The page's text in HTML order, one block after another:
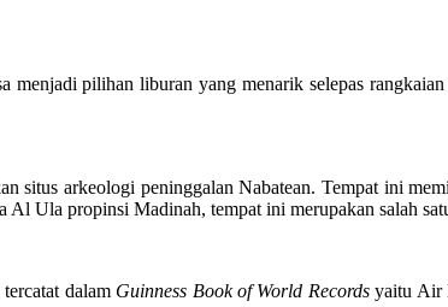
pilihan liburan yang menarik selepas
situs arkeologi peninggalan Nabatean. Tempat ini
Ula propinsi Madinah, tempat ini merupakan salah
dalam Guinness Book of World Recordsyaitu Air